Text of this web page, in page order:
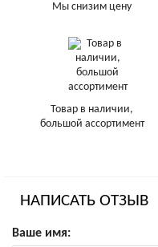
Мы снизим цену
Товар в наличии,
большой ассортимент
НАПИСАТЬ ОТЗЫВ
Ваше имя: